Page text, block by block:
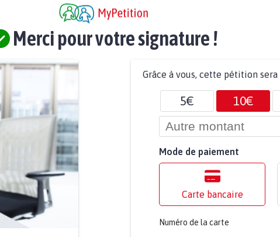
Merci pour votre signature !
Grâce à vous, cette pétition sera
5€ 10€
Mode de paiement
Carte bancaire
Numéro de la carte